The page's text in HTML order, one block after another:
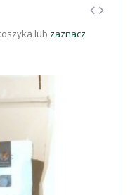
lub zaznacz